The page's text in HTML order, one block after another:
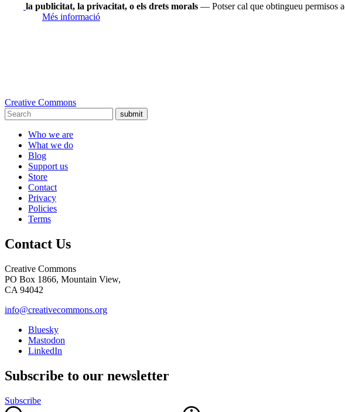
la publicitat, la privacitat, o els drets morals — Potser cal que obtingueu permisos
Més informació
Creative Commons
submit
Who we are
What we do
Blog
Support us
Store
Contact
Privacy
Policies
Terms
Contact Us
Creative Commons
PO Box 1866, Mountain View,
CA 94042
info@creativecommons.org
Bluesky
Mastodon
LinkedIn
Subscribe to our newsletter
Subscribe